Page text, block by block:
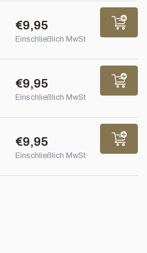
€9,95
Einschließlich MwSt
€9,95
Einschließlich MwSt
€9,95
Einschließlich MwSt